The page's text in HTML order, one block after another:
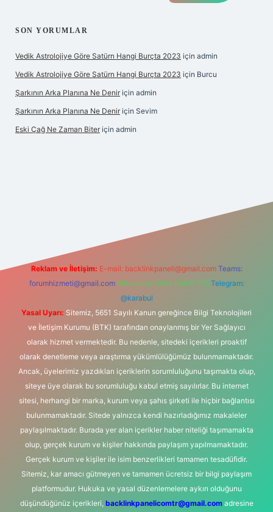
SON YORUMLAR
Vedik Astrolojiye Göre Satürn Hangi Burçta 2023 için admin
Vedik Astrolojiye Göre Satürn Hangi Burçta 2023 için Burcu
Şarkının Arka Planına Ne Denir için admin
Şarkının Arka Planına Ne Denir için Sevim
Eski Çağ Ne Zaman Biter için admin
Reklam ve İletişim: E-mail: backlinkpaneli@gmail.com Teams:
forumhizmeti@gmail.com Whatsapp: 0262 606 0 726 Telegram:
@karabul
Yasal Uyarı: Sitemiz, 5651 Sayılı Kanun gereğince Bilgi Teknolojileri
ve İletişim Kurumu (BTK) tarafından onaylanmış bir Yer Sağlayıcı
olarak hizmet vermektedir. Bu nedenle, sitedeki içerikleri proaktif
olarak denetleme veya araştırma yükümlülüğümüz bulunmamaktadır.
Ancak, üyelerimiz yazdıkları içeriklerin sorumluluğunu taşımakta olup,
siteye üye olarak bu sorumluluğu kabul etmiş sayılırlar. Bu internet
sitesi, herhangi bir marka, kurum veya şahıs şirketi ile hiçbir bağlantısı
bulunmamaktadır. Sitede yalnızca kendi hazırladığımız makaleler
paylaşılmaktadır. Burada yer alan içerikler haber niteliği taşımamakta
olup, gerçek kurum ve kişiler hakkında paylaşım yapılmamaktadır.
Gerçek kurum ve kişiler ile isim benzerlikleri tamamen tesadüfidir.
Sitemiz, kar amacı gütmeyen ve tamamen ücretsiz bir bilgi paylaşım
platformudur. Hukuka ve yasal düzenlemelere aykırı olduğunu
düşündüğünüz içerikleri, backlinkpanelicomtr@gmail.comadresine